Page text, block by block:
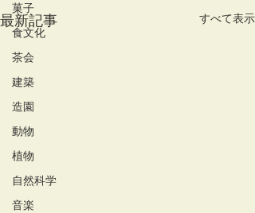
菓子
食文化
茶会
建築
造園
動物
植物
自然科学
音楽
最新記事 すべて表示